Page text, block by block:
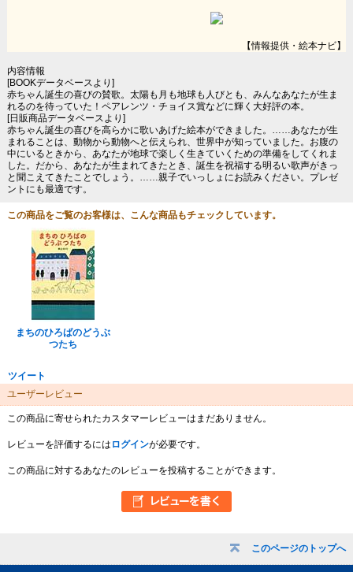
このページのトップへ
【情報提供・絵本ナビ】
内容情報
[BOOKデータベースより]
赤ちゃん誕生の喜びの賛歌。太陽も月も地球も人びとも、みんなあなたが生ま
れるのを待っていた！ペアレンツ・チョイス賞などに輝く大好評の本。
[日販商品データベースより]
赤ちゃん誕生の喜びを高らかに歌いあげた絵本ができました。……あなたが生
まれることは、動物から動物へと伝えられ、世界中が知っていました。お腹の
中にいるときから、あなたが地球で楽しく生きていくための準備をしてくれま
した。だから、あなたが生まれてきたとき、誕生を祝福する明るい歌声がきっ
と聞こえてきたことでしょう。……親子でいっしょにお読みください。プレゼ
ントにも最適です。
この商品をご覧のお客様は、こんな商品もチェックしています。
まちのひろばのどうぶ
つたち
ツイート
ユーザーレビュー
この商品に寄せられたカスタマーレビューはまだありません。
レビューを評価するには ログインが必要です。
この商品に対するあなたのレビューを投稿することができます。